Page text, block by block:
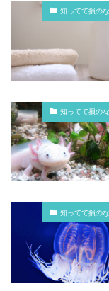
知ってて損の
知ってて損の
知ってて損の